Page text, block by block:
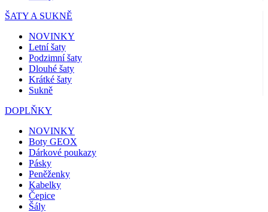
ŠATY A SUKNĚ
NOVINKY
Letní šaty
Podzimní šaty
Dlouhé šaty
Krátké šaty
Sukně
DOPLŇKY
NOVINKY
Boty GEOX
Dárkové poukazy
Pásky
Peněženky
Kabelky
Čepice
Šály